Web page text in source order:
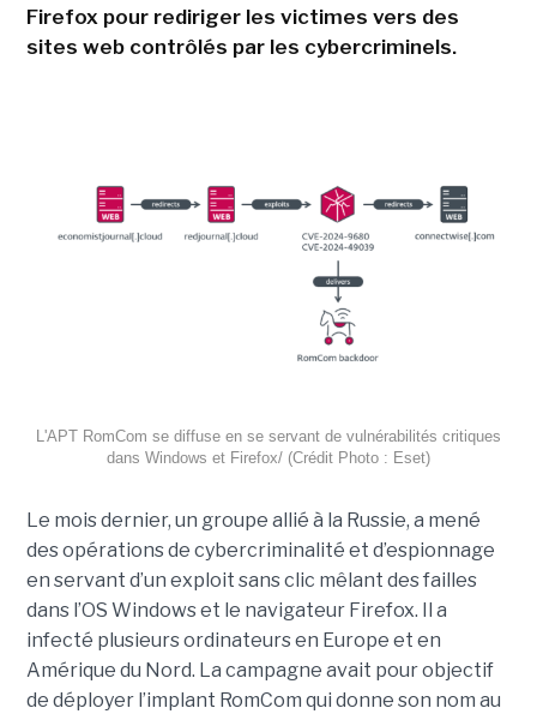
Firefox pour rediriger les victimes vers des
sites web contrôlés par les cybercriminels.
L'APT RomCom se diffuse en se servant de vulnérabilités critiques
dans Windows et Firefox/ (Crédit Photo : Eset)
Le mois dernier, un groupe allié à la Russie, a mené
des opérations de cybercriminalité et d’espionnage
en servant d’un exploit sans clic mêlant des failles
dans l’OS Windows et le navigateur Firefox. Il a
infecté plusieurs ordinateurs en Europe et en
Amérique du Nord. La campagne avait pour objectif
de déployer l’implant RomCom qui donne son nom au